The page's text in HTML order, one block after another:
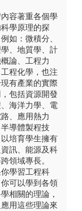
容著重各個學
學原理的探
如：微積分、
、地質學、計
論、工程力
程化學，也注
有產業的實際
，包括資源開發
海洋力學、電
、應用熱力
導體製程技
培育學生擁有
訊、能源及科
領域專長。
學習工程科
可以學到各領
相關的理論，
應用這些理論來